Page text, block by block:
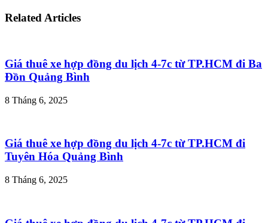
Related Articles
Giá thuê xe hợp đồng du lịch 4-7c từ TP.HCM đi Ba
Đồn Quảng Bình
8 Tháng 6, 2025
Giá thuê xe hợp đồng du lịch 4-7c từ TP.HCM đi
Tuyên Hóa Quảng Bình
8 Tháng 6, 2025